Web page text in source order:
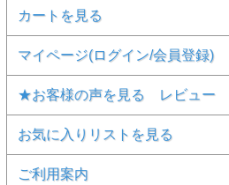
カートを見る
マイページ(ログイン/会員登録)
★お客様の声を見る レビュー
お気に入りリストを見る
ご利用案内